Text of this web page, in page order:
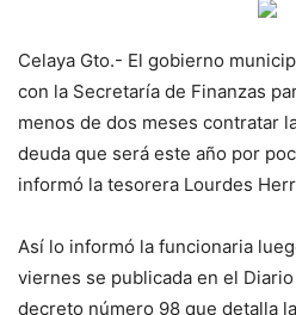
Celaya Gto.- El gobierno
con la Secretaría de Finanzas
menos de dos meses contratar
deuda que será este año por
informó la tesorera Lourdes
Así lo informó la funcionaria
viernes se publicada en el
decreto número 98 que detalla